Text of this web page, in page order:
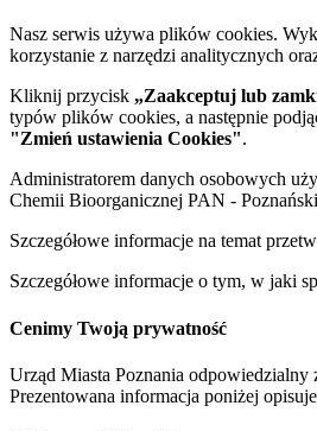
Nasz serwis używa plików cookies.
korzystanie z narzędzi analitycznych
Kliknij przycisk „Zaakceptuj lub
typów plików cookies, a następnie
"Zmień ustawienia Cookies".
Administratorem danych osobowych
Chemii Bioorganicznej PAN -
Szczegółowe informacje na temat
Szczegółowe informacje o tym, w jaki
Cenimy Twoją prywatność
Urząd Miasta Poznania
Prezentowana informacja poniżej